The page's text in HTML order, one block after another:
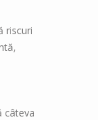
riscuri
câteva